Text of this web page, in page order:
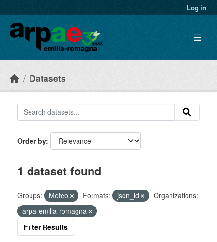
Log in
Datasets
Order by
1 dataset found
Groups: Meteo Formats: json_ld
Organizations:
arpa-emilia-romagna
Filter Results